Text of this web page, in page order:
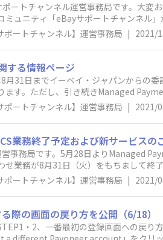
sh/fin/summary参考画像：
（リモートコントロールで共有します
したい金額を決めておく ■応募までの
場合は抽選にて選定させていただきま
ポートチャンネル運営事務局
ートチャンネル運営事務局です。大変
ミュニティ「eBayサポートチャンネル
はSeller同士がお互いの気づき・悩み・
を活性化することです♬実際の機能とし
ることができるようになっています。
ルの紹介やマッチング・Zoomでの講
待ちしています！まずはプロフィー
ポートチャンネル】運営事務局 | 2021/
する情報ページ
31日までイーベイ・ジャパンからの
ます。ただし、引き続きManaged
た上期間内にSeller様からあった質問
イトの仕様上投稿できてしまいます
業務は終了致します。その後のお問
japanese.custhelp.com/app/
ニティサイトとして引き続きSeller様
について日頃思っていることを［コ
で個人から法人に変更もします）を公
ポートチャンネル】運営事務局 | 2021/
業務終了予定および新サービスの
事務局です。5月28日よりManaged
せ業務が8月31日（火）をもちまして
payoneer-
くさんのSeller様にご利用いただき誠
提供に大変助けていただきました。ス
JP公認のメディア・コミュニティサ
続等は必要ございません。今後とも
ポートチャンネル】運営事務局 | 2021/
際の画面の戻り方を公開（6/18）
・2、一番最初の登録画面への戻